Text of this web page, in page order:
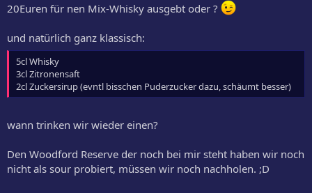
20Euren für nen Mix-Whisky ausgebt oder ?
und natürlich ganz klassisch:
5cl Whisky
3cl Zitronensaft
2cl Zuckersirup (evntl bisschen Puderzucker dazu, schäumt besser)
wann trinken wir wieder einen?
Den Woodford Reserve der noch bei mir steht haben wir noch
nicht als sour probiert, müssen wir noch nachholen. ;D